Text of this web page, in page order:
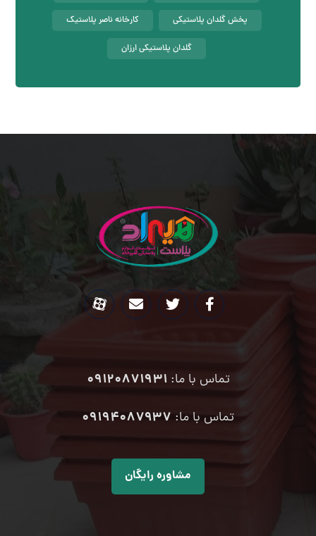
پخش گلدان پلاستیکی کارخانه ناصر پلاستیک
گلدان پلاستیکی ارزان
تماس با ما:09120871931
تماس با ما: ۰۹۱۹۴۰۸۷۹۳۷
مشاوره رایگان